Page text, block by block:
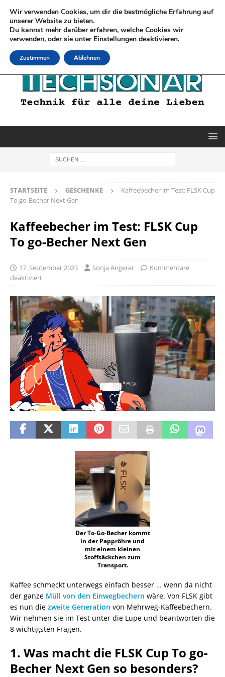
STARTSEITE GESCHENKE
Kaffeebecher im Test: FLSK Cup
To go-Becher Next Gen
Kaffeebecher im Test: FLSK Cup
To go-Becher Next Gen
17. September 2023 Sonja Angerer
Kommentare
deaktiviert
Der To-Go-Becher kommt
in der Pappröhre und
mit einem kleinen
Stoffsäckchen zum
Transport.
Kaffee schmeckt unterwegs einfach besser … wenn da nicht
der ganze Müll von den Einwegbechern wäre. Von FLSK gibt
es nun die zweite Generation von Mehrweg-Kaffeebechern.
Wir nehmen sie im Test unter die Lupe und beantworten die
8 wichtigsten Fragen.
1. Was macht die FLSK Cup To go-
Becher Next Gen so besonders?
Wir verwenden Cookies, um dir die bestmögliche Erfahrung auf
unserer Website zu bieten.
Du kannst mehr darüber erfahren, welche Cookies wir
verwenden, oder sie unter Einstellungen deaktivieren.
Zustimmen Ablehnen